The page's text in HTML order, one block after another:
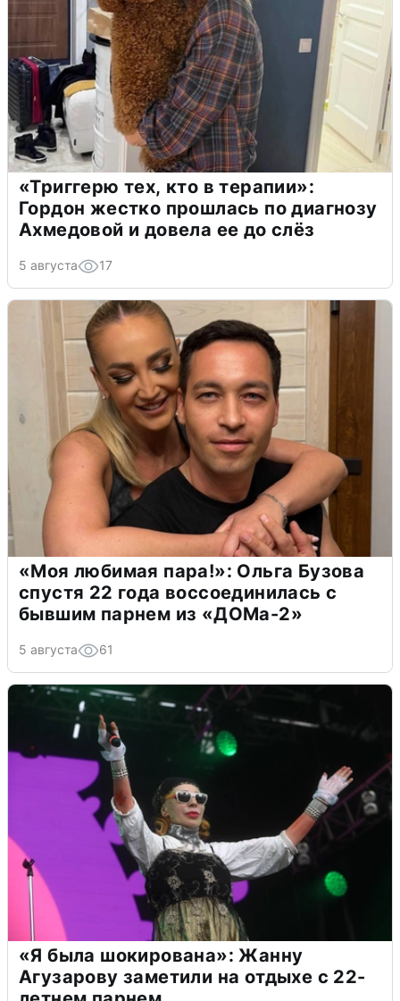
«Триггерю тех, кто в терапии»:
Гордон жестко прошлась по диагнозу
Ахмедовой и довела ее до слёз
5 августа 17
«Моя любимая пара!»: Ольга Бузова
спустя 22 года воссоединилась с
бывшим парнем из «ДОМа-2»
5 августа 61
«Я была шокирована»: Жанну
Агузарову заметили на отдыхе с 22-